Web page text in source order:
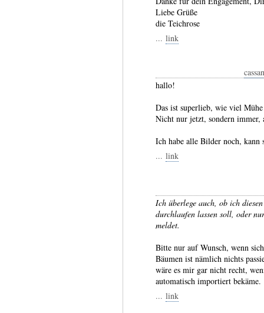
Liebe Grüße
die Teichrose
... link
hallo!
Das ist superlieb, wie viel
Nicht nur jetzt, sondern immer,
Ich habe alle Bilder noch, kann
... link
Ich überlege auch, ob ich
durchlaufen lassen soll, oder
meldet.
Bitte nur auf Wunsch, wenn
Bäumen ist nämlich nichts
wäre es mir gar nicht recht,
automatisch importiert bekäme.
... link